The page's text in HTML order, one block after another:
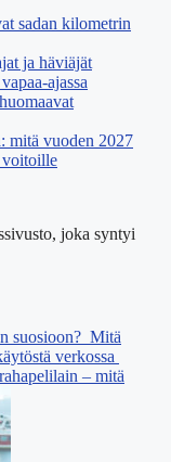
sadan kilometrin
ja häviäjät
ajassa
mitä vuoden 2027
voitoille
joka syntyi
suosioon? Mitä
verkossa
– mitä